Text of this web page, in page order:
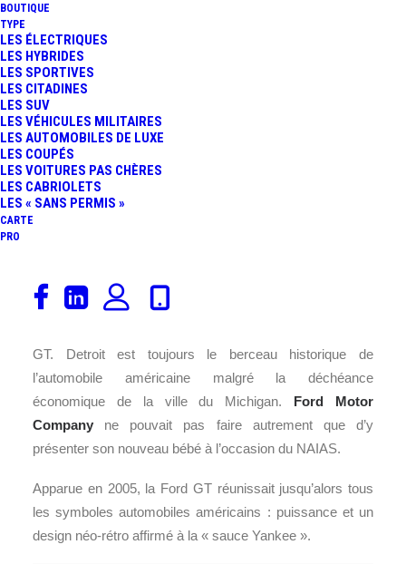
BOUTIQUE
TYPE
LES ÉLECTRIQUES
LES HYBRIDES
LES SPORTIVES
LES CITADINES
LES SUV
LES VÉHICULES MILITAIRES
LES AUTOMOBILES DE LUXE
LES COUPÉS
LES VOITURES PAS CHÈRES
LES CABRIOLETS
LES « SANS PERMIS »
CARTE
PRO
Après avoir régénéré la légendaire Mustang fin 2013,
Ford
dévoile aujourd’hui les premières informations au
GT. Detroit est toujours le berceau historique de
l’automobile américaine malgré la déchéance
économique de la ville du Michigan. Ford Motor
Company ne pouvait pas faire autrement que d’y
présenter son nouveau bébé à l’occasion du NAIAS.
Apparue en 2005, la Ford GT réunissait jusqu’alors tous
les symboles automobiles américains : puissance et un
design néo-rétro affirmé à la « sauce Yankee ».